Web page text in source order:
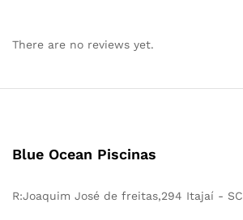
There are no reviews yet.
Blue Ocean Piscinas
R:Joaquim José de freitas,294 Itajaí - SC